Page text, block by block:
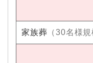
家族葬 （30名様規